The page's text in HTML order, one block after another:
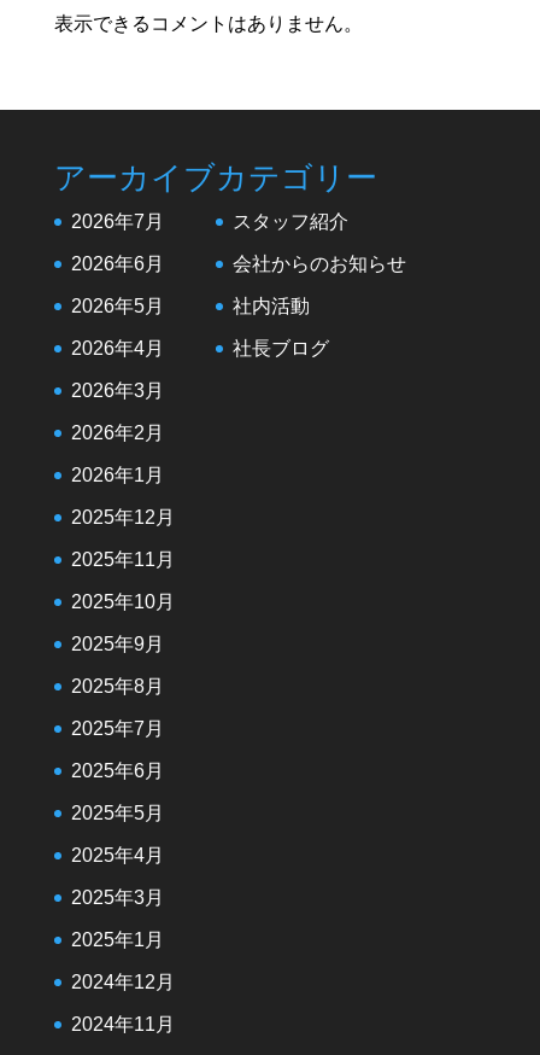
表示できるコメントはありません。
アーカイブ
2026年7月
2026年6月
2026年5月
2026年4月
2026年3月
2026年2月
2026年1月
2025年12月
2025年11月
2025年10月
2025年9月
2025年8月
2025年7月
2025年6月
2025年5月
2025年4月
2025年3月
2025年1月
2024年12月
2024年11月
カテゴリー
スタッフ紹介
会社からのお知らせ
社内活動
社長ブログ